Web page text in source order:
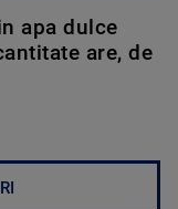
apa dulce
are, de